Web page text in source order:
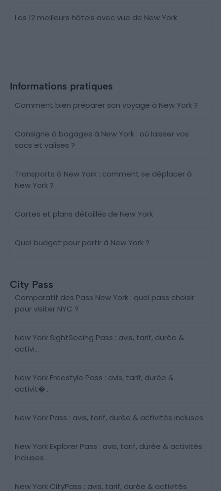
Les 12 meilleurs hôtels avec vue de New York
Informations pratiques
Comment bien préparer son voyage à New York ?
Consigne à bagages à New York : où laisser vos
sacs et valises ?
Transports à New York : comment se déplacer à
New York ?
Cartes et plans détaillés de New York
Quel budget pour partir à New York ?
City Pass
Comparatif des Pass New York : quel pass choisir
pour visiter NYC ?
New York SightSeeing Pass : avis, tarif, durée &
activi...
New York Freestyle Pass : avis, tarif, durée &
activit�...
New York Pass : avis, tarif, durée & activités incluses
New York Explorer Pass : avis, tarif, durée & activités
incluses
New York CityPass : avis, tarif, durée & activités